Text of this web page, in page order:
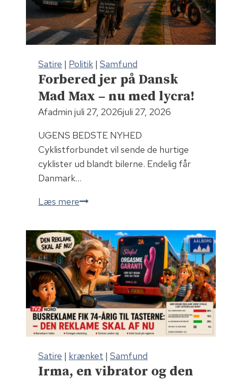
Satire | Politik | Samfund
Forbered jer på Dansk
Mad Max – nu med lycra!
Afadmin juli 27, 2026juli 27, 2026
UGENS BEDSTE NYHED
Cyklistforbundet vil sende de hurtige
cyklister ud blandt bilerne. Endelig får
Danmark…
Læs mereF
r
b
e
r
e
d
j
e
p
å
Satire | krænket | Samfund
Irma, en vibrator og den